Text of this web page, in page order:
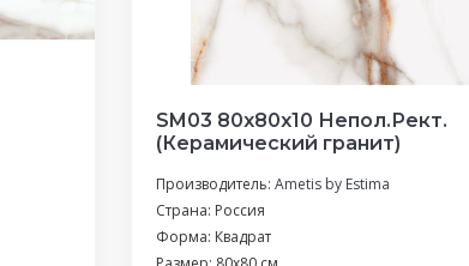
SM03 80x80x10 Непол.Рект.
(Керамический гранит)
Производитель: Ametis by Estima
Страна: Россия
Форма: Квадрат